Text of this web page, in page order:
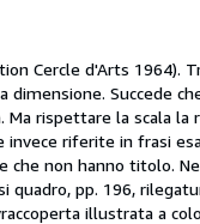
Cercle d'Arts 1964).
Succede
Ma rispettare la scala
riferite in frasi
non hanno titolo.
quadro, pp. 196,
illustrata a